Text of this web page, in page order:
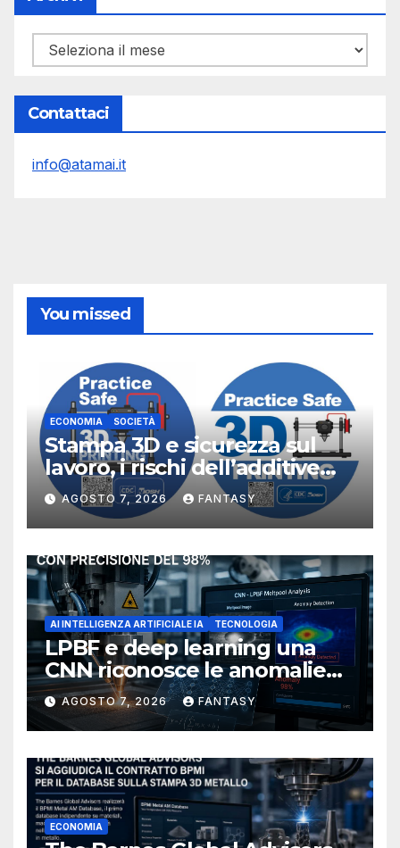
Archivi
Contattaci
info@atamai.it
You missed
ECONOMIA SOCIETÀ
Stampa 3D e sicurezza sul
lavoro, i rischi dell’additive
manufacturing secondo
NIOSH
AGOSTO 7, 2026 FANTASY
AI INTELLIGENZA ARTIFICIALE IA TECNOLOGIA
LPBF e deep learning una
CNN riconosce le anomalie
del bagno di fusione
AGOSTO 7, 2026 FANTASY
ECONOMIA